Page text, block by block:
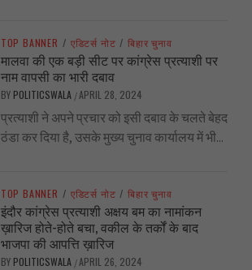
TOP BANNER / एडिटर्स नोट / बिहार चुनाव
मालवा की एक बड़ी सीट पर कांग्रेस प्रत्याशी पर
नाम वापसी का भारी दबाव
BY POLITICSWALA /APRIL 28, 2024
प्रत्याशी ने अपने प्रचार को इसी दबाव के चलते बेहद
ठंडा कर दिया है, उसके मुख्य चुनाव कार्यालय में भी...
TOP BANNER / एडिटर्स नोट / बिहार चुनाव
इंदौर कांग्रेस प्रत्याशी अक्षय बम का नामांकन
ख़ारिज होते-होते बचा, वकील के तर्कों के बाद
भाजपा की आपत्ति ख़ारिज
BY POLITICSWALA /APRIL 26, 2024